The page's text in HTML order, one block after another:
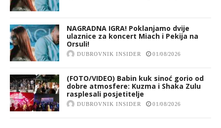
NAGRADNA IGRA! Poklanjamo dvije
ulaznice za koncert Miach i Pekija na
Orsuli!
DUBROVNIK INSIDER 01/08/2026
(FOTO/VIDEO) Babin kuk sinoć gorio od
dobre atmosfere: Kuzma i Shaka Zulu
rasplesali posjetitelje
DUBROVNIK INSIDER 01/08/2026